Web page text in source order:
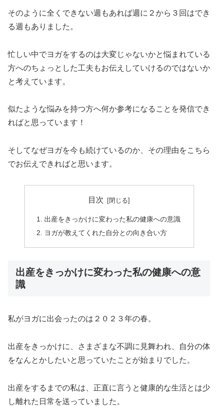
そのように全くできない週もあれば週に２から３回はでき
る週もありました。
忙しい中でヨガをするのは大変じゃないかと悩まれている
方へのちょっとした工夫もお伝えしていけるのではないか
と考えています。
似たような悩みを持つ方へ何か参考になることを発信でき
ればと思っています！
そしてなぜヨガを今も続けているのか、その理由をこちら
でお伝えできればと思います。
目次
出産をきっかけに変わった私の健康への意識
ヨガが教えてくれた自分との向き合い方
出産をきっかけに変わった私の健康への意
識
私がヨガに出会ったのは２０２３年の春。
出産をきっかけに、さまざまな不調に見舞われ、自分の体
をなんとかしたいと思っていたことが始まりでした。
出産をするまでの私は、正直に言うと健康的な生活とは少
し離れた日常を送っていました。